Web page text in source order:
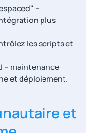
–
plus
les scripts et
– maintenance
et déploiement.
et